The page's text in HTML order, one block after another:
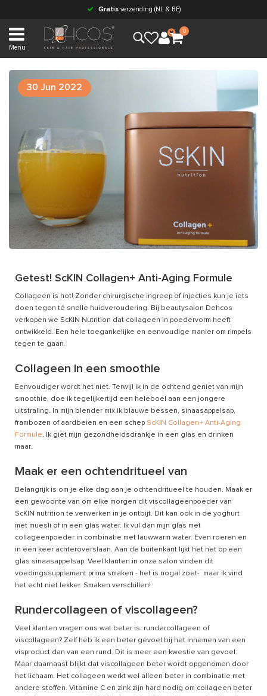
Gratisverzending (NL & BE)
Menu
0
30 Jun 2022
Getest! ScKIN Collagen+ Anti-Aging Formule
Collageen is hot! Zonder chirurgische ingreep of injecties kun je iets
doen tegen té snelle huidveroudering. Bij beautysalon Dehcos
verkopen we ScKIN Nutrition dat collageen in poedervorm heeft
ontwikkeld. Een hele toegankelijke en eenvoudige manier om rimpels
tegen te gaan.
Collageen in een smoothie
Eenvoudiger wordt het niet. Terwijl ik in de ochtend geniet van mijn
smoothie, doe ik tegelijkertijd een heleboel aan een jongere
uitstraling. In mijn blender mix ik blauwe bessen, sinaasappelsap,
frambozen of aardbeien en een schep ScKIN Collagen+ Anti-Aging
Formule. Ik giet mijn gezondheidsdrankje in een glas en drinken
maar.
Maak er een ochtendritueel van
Belangrijk is om je elke dag aan je ochtendritueel te houden. Maak er
een gewoonte van om elke morgen dit viscollageenpoeder van
ScKIN nutrition te verwerken in je ontbijt. Dit kan ook in de yoghurt
met muesli of in een glas water. Ik vul dan mijn glas met
collageenpoeder in combinatie met lauwwarm water. Even roeren en
in één keer achteroverslaan. Aan de buitenkant lijkt het net op een
glas sinaasappelsap. Veel klanten in onze salon vinden dit
voedingssupplement prima smaken - het is nogal zoet- maar ik vind
het echt niet lekker. Smaken verschillen!
Rundercollageen of viscollageen?
Veel klanten vragen ons wat beter is: rundercollageen of
viscollageen? Zelf heb ik een beter gevoel bij het innemen van een
visproduct dan van een rund. Dit is meer een kwestie van gevoel.
Maar daarnaast blijkt dat viscollageen beter wordt opgenomen door
het lichaam. Het collageen werkt wel alleen beter in combinatie met
andere stoffen. Vitamine C en zink zijn hard nodig om collageen beter